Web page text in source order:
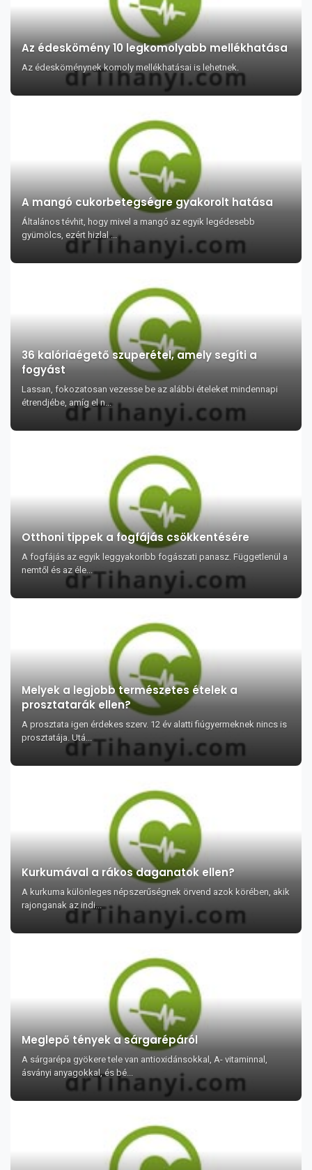
Az édeskömény 10 legkomolyabb mellékhatása
Az édesköménynek komoly mellékhatásai is lehetnek.
A mangó cukorbetegségre gyakorolt hatása
Általános tévhit, hogy mivel a mangó az egyik legédesebb
gyümölcs, ezért hizlal ...
36 kalóriaégető szuperétel, amely segíti a
fogyást
Lassan, fokozatosan vezesse be az alábbi ételeket mindennapi
étrendjébe, amíg el n...
Otthoni tippek a fogfájás csökkentésére
A fogfájás az egyik leggyakoribb fogászati panasz. Függetlenül a
nemtől és az éle...
Melyek a legjobb természetes ételek a
prosztatarák ellen?
A prosztata igen érdekes szerv. 12 év alatti fiúgyermeknek nincs is
prosztatája. Utá...
Kurkumával a rákos daganatok ellen?
A kurkuma különleges népszerűségnek örvend azok körében, akik
rajonganak az indi...
Meglepő tények a sárgarépáról
A sárgarépa gyökere tele van antioxidánsokkal, A- vitaminnal,
ásványi anyagokkal, és bé...